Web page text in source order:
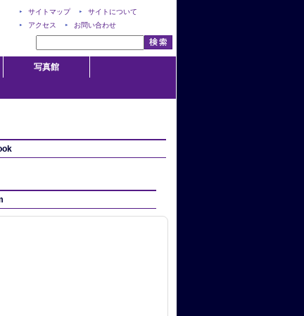
サイトマップ
サイトについて
アクセス
お問い合わせ
写真館